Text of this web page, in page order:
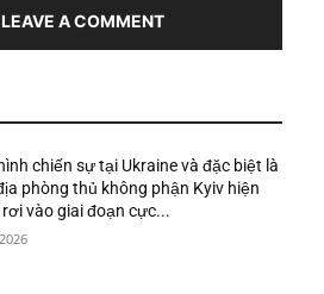
A COMMENT
chiến sự tại Ukraine và đặc biệt là
phòng thủ không phận Kyiv hiện
vào giai đoạn cực...